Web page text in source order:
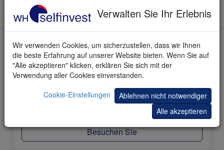
77 Trading-Store Produkte
Kopieren Sie berühmte Trader. Wählen Sie ihre
kostenlosen und kostenpflichtigen Tools und Strategien
Besuchen Sie
Verwalten Sie Ihr Erlebnis
Wir verwenden Cookies, um sicherzustellen, dass wir Ihnen
die beste Erfahrung auf unserer Website bieten. Wenn Sie auf
"Alle akzeptieren" klicken, erklären Sie sich mit der
Verwendung aller Cookies einverstanden.
Cookie-Einstellungen
Ablehnen nicht notwendiger
Alle akzeptieren